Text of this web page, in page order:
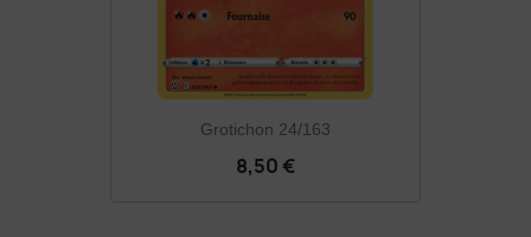
Grotichon 24/163
8,50 €